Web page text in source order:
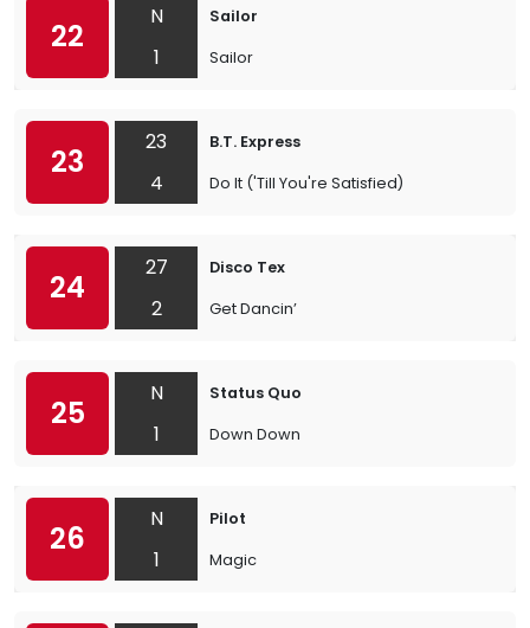
22
N
1
Sailor
Sailor
23
23
4
B.T. Express
Do It ('Till You're Satisfied)
24
27
2
Disco Tex
Get Dancin’
25
N
1
Status Quo
Down Down
26
N
1
Pilot
Magic